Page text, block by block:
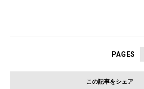
PAGES
この記事をシェア